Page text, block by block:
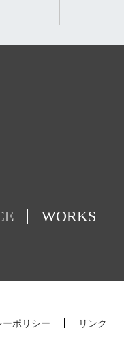
WORKS
ーポリシー リンク